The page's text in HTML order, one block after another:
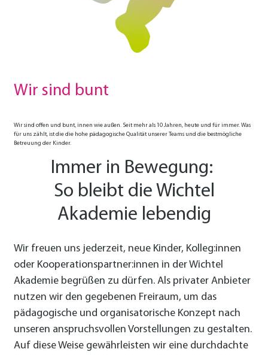
Wir sind bunt
Wir sind offen und bunt, innen wie außen. Seit mehr als 10 Jahren, heute und für immer. Was
für uns zählt, ist die die hohe pädagogische Qualität unserer Teams und die bestmögliche
Betreuung der Kinder.
Immer in Bewegung:
So bleibt die Wichtel
Akademie lebendig
Wir freuen uns jederzeit, neue Kinder, Kolleg:innen
oder Kooperationspartner:innen in der Wichtel
Akademie begrüßen zu dürfen. Als privater Anbieter
nutzen wir den gege­benen Freiraum, um das
pädagogische und organisatorische Konzept nach
unseren anspruchsvollen Vorstellungen zu gestalten.
Auf diese Weise gewährleisten wir eine durchdachte